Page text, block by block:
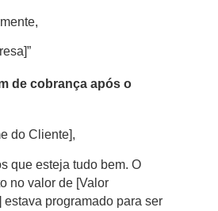
de cobrança após o
do Cliente],
que esteja tudo bem. O
no valor de [Valor
estava programado para ser